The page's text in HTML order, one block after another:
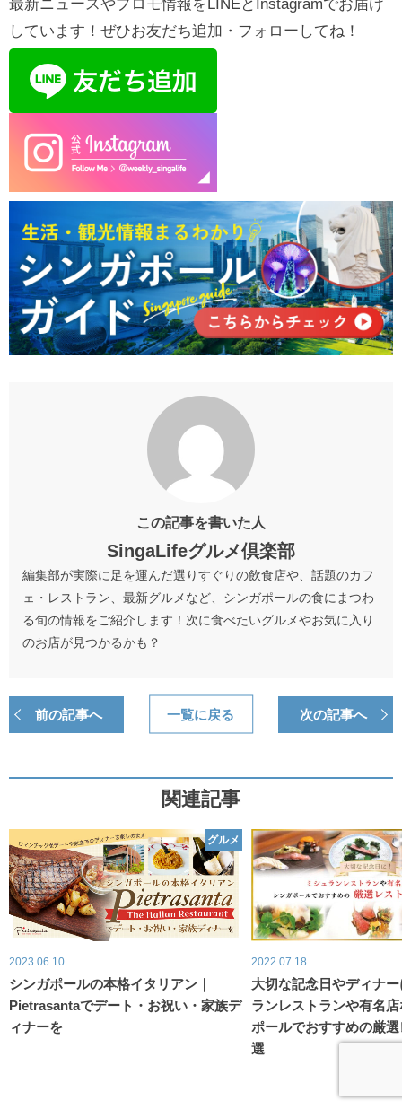
最新ニュースやプロモ情報をLINEとInstagramでお届け
しています！ぜひお友だち追加・フォローしてね！
この記事を書いた人
SingaLifeグルメ倶楽部
編集部が実際に足を運んだ選りすぐりの飲食店や、話題のカフ
ェ・レストラン、最新グルメなど、シンガポールの食にまつわ
る旬の情報をご紹介します！次に食べたいグルメやお気に入り
のお店が見つかるかも？
前の記事へ 次の記事へ
一覧に戻る
関連記事
グルメ
2023.06.10
シンガポールの本格イタリアン｜
Pietrasantaでデート・お祝い・家族デ
ィナーを
2022.07.18
大切な記念日やディナ
ランレストランや有名
ポールでおすすめの厳
選